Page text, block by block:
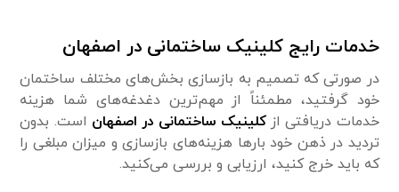
خدمات رایج کلینیک ساختمانی در اصفهان
در صورتی که تصمیم به بازسازی بخش‌های مختلف ساختمان
خود گرفتید، مطمئناً از مهم‌ترین دغدغه‌های شما هزینه
خدمات دریافتی از کلینیک ساختمانی در اصفهان است. بدون
تردید در ذهن خود بار‌ها هزینه‌های بازسازی و میزان مبلغی را
که باید خرج کنید، ارزیابی و بررسی می‌کنید.